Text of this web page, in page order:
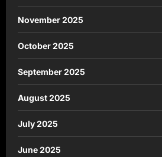
November 2025
October 2025
September 2025
August 2025
July 2025
June 2025